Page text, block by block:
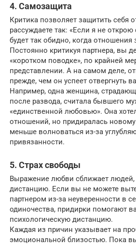
4. Самозащита
Критика позволяет защитить себя
рассуждаете так: «Если я не
будет так обидно, когда отношения
Постоянно критикуя партнера, вы
«коротком поводке», по крайней
представлении. А на самом деле,
прежде, чем он успеет отвергнуть
Например, одна женщина,
после развода, считала бывшего
«единственной любовью». Она
отношений, но придиралась новому
меньше волноваться из-за
привязанности.
5. Страх свободы
Выражение любви сближает людей,
дистанцию. Если вы не можете
партнером из-за неуверенности в
одиночества, придирки помогают
психологическую дистанцию.
Каждая из причин указывает на
эмоциональной близостью. Пока